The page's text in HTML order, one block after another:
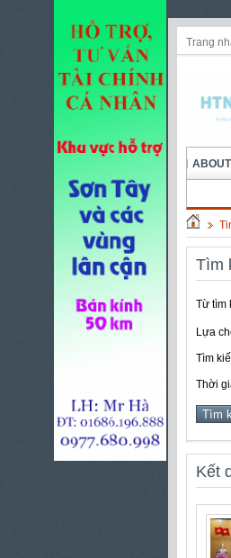
Trang
ABOUT
Tìm
Từ tìm
Lựa
Tìm
Thời
Kết